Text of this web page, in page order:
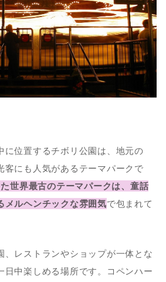
に位置するチボリ公園は、地元の
客にも人気があるテーマパークで
世界最古のテーマパークは、童話
メルヘンチックな雰囲気で包まれて
、レストランやショップが一体とな
日中楽しめる場所です。コペンハー